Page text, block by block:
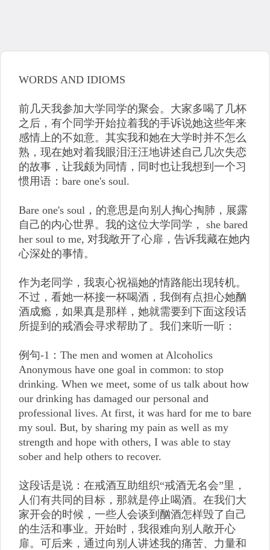
WORDS AND IDIOMS
前几天我参加大学同学的聚会。大家多喝了几杯
之后，有个同学开始拉着我的手诉说她这些年来
感情上的不如意。其实我和她在大学时并不怎么
熟，现在她对着我眼泪汪汪地讲述自己几次失恋
的故事，让我颇为同情，同时也让我想到一个习
惯用语：bare one's soul.
Bare one's soul，的意思是向别人掏心掏肺，展露
自己的内心世界。我的这位大学同学， she bared
her soul to me, 对我敞开了心扉，告诉我藏在她内
心深处的事情。
作为老同学，我衷心祝福她的情路能出现转机。
不过，看她一杯接一杯喝酒，我倒有点担心她酗
酒成瘾，如果真是那样，她就需要到下面这段话
所提到的戒酒会寻求帮助了。我们来听一听：
例句-1：The men and women at Alcoholics
Anonymous have one goal in common: to stop
drinking. When we meet, some of us talk about how
our drinking has damaged our personal and
professional lives. At first, it was hard for me to bare
my soul. But, by sharing my pain as well as my
strength and hope with others, I was able to stay
sober and help others to recover.
这段话是说：在戒酒互助组织“戒酒无名会”里，
人们有共同的目标，那就是停止喝酒。在我们大
家开会的时候，一些人会谈到酗酒怎样毁了自己
的生活和事业。开始时，我很难向别人敞开心
扉。可后来，通过向别人讲述我的痛苦、力量和